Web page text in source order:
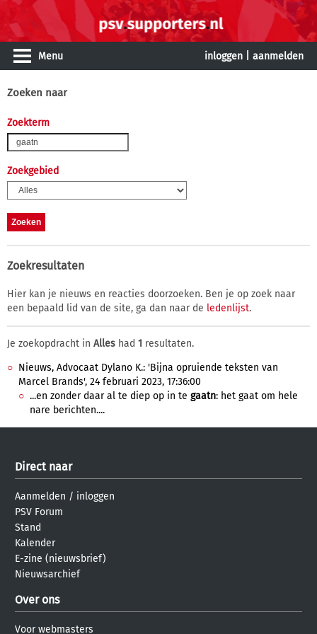
Menu inloggen aanmelden
Zoeken naar
Zoekterm
Zoekgebied
Zoekresultaten
Hier kan je nieuws en reacties doorzoeken. Ben je op zoek naar
een bepaald lid van de site, ga dan naar de ledenlijst.
Je zoekopdracht in Alles had 1 resultaten.
Nieuws, Advocaat Dylano K.: 'Bijna opruiende teksten van
Marcel Brands', 24 februari 2023, 17:36:00
...en zonder daar al te diep op in te gaatn: het gaat om hele
nare berichten....
Direct naar
Aanmelden / inloggen
PSV Forum
Stand
Kalender
E-zine (nieuwsbrief)
Nieuwsarchief
Over ons
Voor webmasters